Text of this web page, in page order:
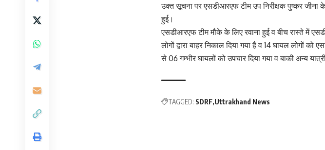
उक्त सूचना पर एसडीआरएफ टीम उप निरीक्षक पुष्कर
हुई।
एसडीआरएफ टीम मौके के लिए रवाना हुई व बीच रास्ते में
लोगों द्वारा बाहर निकाल दिया गया है व 14 घायल लोगों
से 06 गम्भीर घायलों को उपचार दिया गया व बाकी अन्य
TAGGED: SDRF Uttrakhand News